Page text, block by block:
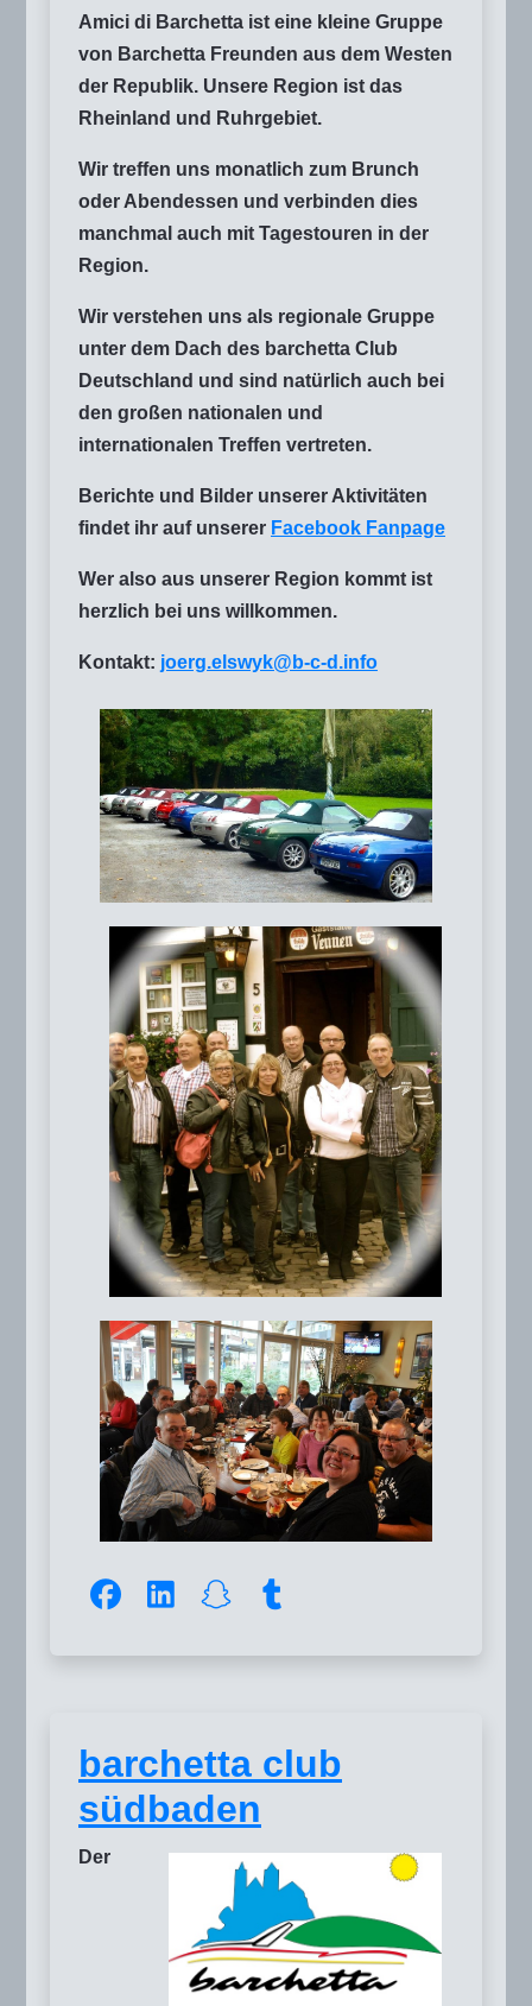
Amici di Barchetta ist eine kleine Gruppe
von Barchetta Freunden aus dem Westen
der Republik. Unsere Region ist das
Rheinland und Ruhrgebiet.
Wir treffen uns monatlich zum Brunch
oder Abendessen und verbinden dies
manchmal auch mit Tagestouren in der
Region.
Wir verstehen uns als regionale Gruppe
unter dem Dach des barchetta Club
Deutschland und sind natürlich auch bei
den großen nationalen und
internationalen Treffen vertreten.
Berichte und Bilder unserer Aktivitäten
findet ihr auf unserer Facebook Fanpage
Wer also aus unserer Region kommt ist
herzlich bei uns willkommen.
Kontakt: joerg.elswyk@b-c-d.info
barchetta club
südbaden
Der